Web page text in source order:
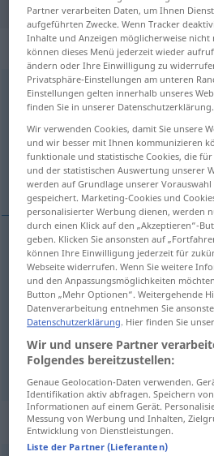
„beifällig“: Adjektiv
beifälligadj
Übersicht aller
(Für mehr Details die Übersetzung
approving, favorable,
approving beifällig
favorable US beifällig
favourable BR beifällig
„beifällig“: Adverb
Partner verarbeiten Daten, um Ihnen
aufgeführten Zwecke. Wenn Tracker
Inhalte und Anzeigen möglicherweise nicht
können dieses Menü jederzeit wieder
ändern oder Ihre Einwilligung zu
Privatsphäre-Einstellungen am unteren
Einstellungen gelten innerhalb unseres
finden Sie in unserer Datenschutzerklärung.
Wir verwenden Cookies, damit Sie unsere
und wir besser mit Ihnen kommunizieren
funktionale und statistische Cookies, die
und der statistischen Auswertung unserer
werden auf Grundlage unserer
gespeichert. Marketing-Cookies und
personalisierter Werbung dienen, werden
durch einen Klick auf den „Akzeptieren“-
geben. Klicken Sie ansonsten auf
können Ihre Einwilligung jederzeit für
Webseite widerrufen. Wenn Sie weitere
und den Anpassungsmöglichkeiten
Button „Mehr Optionen“. Weitergehende
Datenverarbeitung entnehmen Sie
Datenschutzerklärung. Hier finden Sie
Wir und unsere Partner
Folgendes bereitzustellen:
Genaue Geolocation-Daten verwenden.
Identifikation aktiv abfragen. Speichern
Informationen auf einem Gerät.
Messung von Werbung und Inhalten,
Entwicklung von Dienstleistungen.
Liste der Partner (Lieferanten)